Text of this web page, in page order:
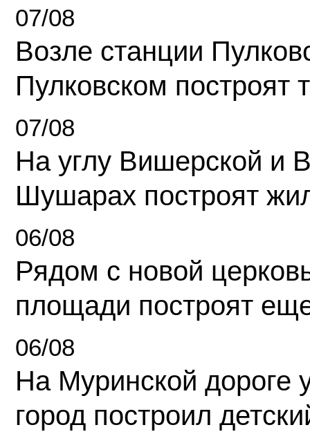
07/08
Возле станции
Пулковском построят
07/08
На углу Вишерской и
Шушарах построят
06/08
Рядом с новой
площади построят
06/08
На Муринской дороге
город построил